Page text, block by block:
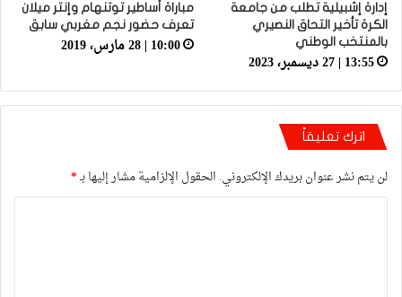
إدارة إشبيلية تطلب من جامعة
الكرة تأخير التحاق النصيري
بالمنتخب الوطني
13:55 | 27 ديسمبر، 2023
مباراة أساطير توتنهام وإنتر ميلان
تعرف حضور نجم مغربي سابق
10:00 | 28 مارس، 2019
اترك تعليقاً
لن يتم نشر عنوان بريدك الإلكتروني. الحقول الإلزامية مشار إليها بـ*